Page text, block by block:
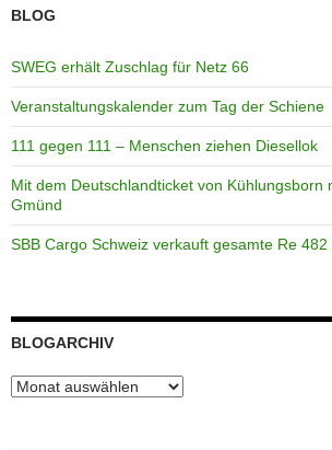
BLOG
SWEG erhält Zuschlag für Netz 66
Veranstaltungskalender zum Tag der Schiene
111 gegen 111 – Menschen ziehen Diesellok
Mit dem Deutschlandticket von Kühlungsborn
Gmünd
SBB Cargo Schweiz verkauft gesamte Re 482
BLOGARCHIV
Blogarchiv